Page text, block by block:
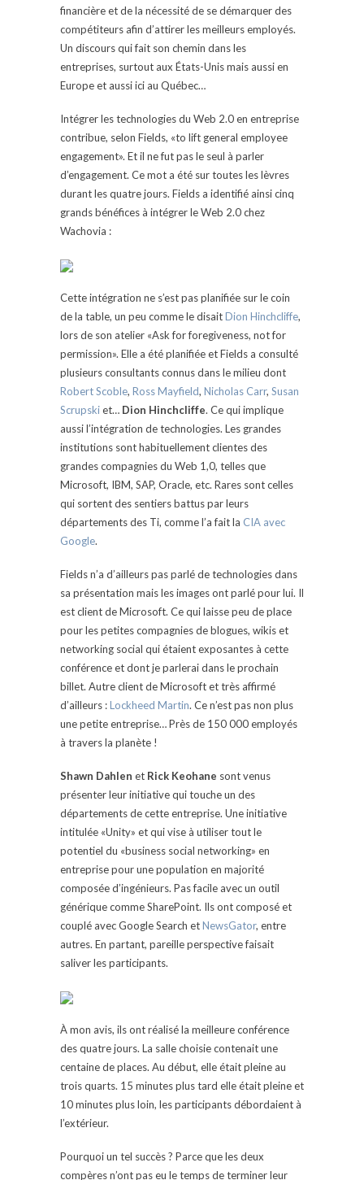
financière et de la nécessité de se démarquer des
compétiteurs afin d’attirer les meilleurs employés.
Un discours qui fait son chemin dans les
entreprises, surtout aux États-Unis mais aussi en
Europe et aussi ici au Québec…
Intégrer les technologies du Web 2.0 en entreprise
contribue, selon Fields, «to lift general employee
engagement». Et il ne fut pas le seul à parler
d’engagement. Ce mot a été sur toutes les lèvres
durant les quatre jours. Fields a identifié ainsi cinq
grands bénéfices à intégrer le Web 2.0 chez
Wachovia :
Cette intégration ne s’est pas planifiée sur le coin
de la table, un peu comme le disaitDion Hinchcliffe,
lors de son atelier «Ask for foregiveness, not for
permission». Elle a été planifiée et Fields a consulté
plusieurs consultants connus dans le milieu dont
Robert Scoble, Ross Mayfield, Nicholas Carr, Susan
Scrupskiet… Dion Hinchcliffe. Ce qui implique
aussi l’intégration de technologies. Les grandes
institutions sont habituellement clientes des
grandes compagnies du Web 1,0, telles que
Microsoft, IBM, SAP, Oracle, etc. Rares sont celles
qui sortent des sentiers battus par leurs
départements des Ti, comme l’a fait la CIA avec
Google.
Fields n’a d’ailleurs pas parlé de technologies dans
sa présentation mais les images ont parlé pour lui. Il
est client de Microsoft. Ce qui laisse peu de place
pour les petites compagnies de blogues, wikis et
networking social qui étaient exposantes à cette
conférence et dont je parlerai dans le prochain
billet. Autre client de Microsoft et très affirmé
d’ailleurs :Lockheed Martin. Ce n’est pas non plus
une petite entreprise… Près de 150 000 employés
à travers la planète !
Shawn Dahlen et Rick Keohane sont venus
présenter leur initiative qui touche un des
départements de cette entreprise. Une initiative
intitulée «Unity» et qui vise à utiliser tout le
potentiel du «business social networking» en
entreprise pour une population en majorité
composée d’ingénieurs. Pas facile avec un outil
générique comme SharePoint. Ils ont composé et
couplé avec Google Search etNewsGator, entre
autres. En partant, pareille perspective faisait
saliver les participants.
À mon avis, ils ont réalisé la meilleure conférence
des quatre jours. La salle choisie contenait une
centaine de places. Au début, elle était pleine au
trois quarts. 15 minutes plus tard elle était pleine et
10 minutes plus loin, les participants débordaient à
l’extérieur.
Pourquoi un tel succès ? Parce que les deux
compères n’ont pas eu le temps de terminer leur